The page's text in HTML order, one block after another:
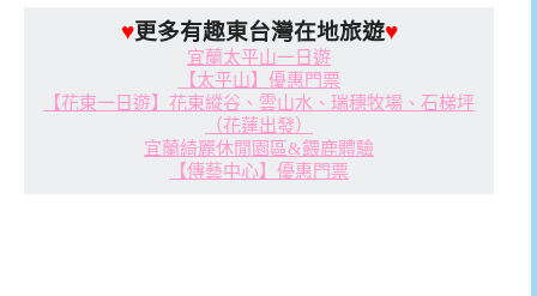
♥更多有趣東台灣在地旅遊♥
宜蘭太平山一日遊
【太平山】優惠門票
【花東一日遊】花東縱谷、雲山水、瑞穗牧場、石梯坪
（花蓮出發）
宜蘭綺麗休閒園區&餵鹿體驗
【傳藝中心】優惠門票